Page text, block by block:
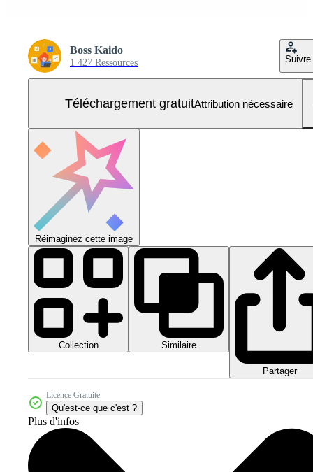
Boss Kaido
1 427 Ressources Suivre
Téléchargement gratuitAttribution nécessaire
Réimaginez cette image
Collection Similaire
Partager
Licence Gratuite
Qu'est-ce que c'est ?
Plus d'infos